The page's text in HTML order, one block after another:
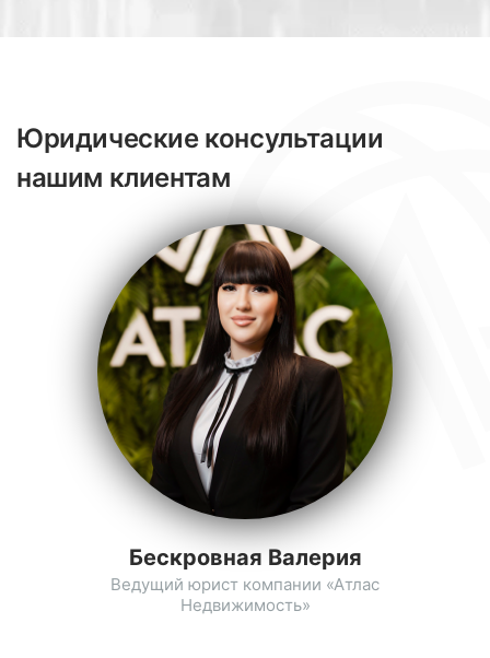
Юридические консультации
нашим клиентам
Бескровная Валерия
Ведущий юрист компании «Атлас
Недвижимость»